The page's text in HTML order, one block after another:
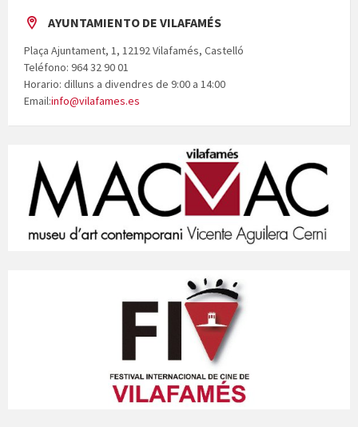
AYUNTAMIENTO DE VILAFAMÉS
Plaça Ajuntament, 1, 12192 Vilafamés, Castelló
Teléfono: 964 32 90 01
Horario: dilluns a divendres de 9:00 a 14:00
Email:info@vilafames.es